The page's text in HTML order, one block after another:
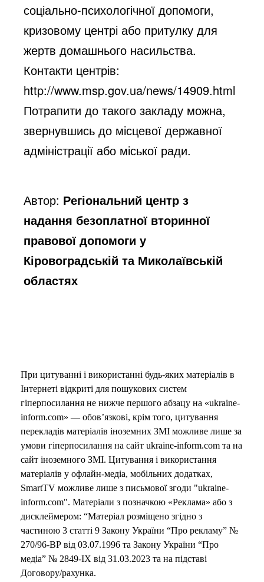
соціально-психологічної допомоги,
кризовому центрі або притулку для
жертв домашнього насильства.
Контакти центрів:
http://www.msp.gov.ua/news/14909.html
Потрапити до такого закладу можна,
звернувшись до місцевої державної
адміністрації або міської ради.
Автор: Регіональний центр з
надання безоплатної вторинної
правової допомоги у
Кіровоградській та Миколаївській
областях
При цитуванні і використанні будь-яких матеріалів в
Інтернеті відкриті для пошукових систем
гіперпосилання не нижче першого абзацу на «ukraine-
inform.com» — обов’язкові, крім того, цитування
перекладів матеріалів іноземних ЗМІ можливе лише за
умови гіперпосилання на сайт ukraine-inform.com та на
сайт іноземного ЗМІ. Цитування і використання
матеріалів у офлайн-медіа, мобільних додатках,
SmartTV можливе лише з письмової згоди "ukraine-
inform.com". Матеріали з позначкою «Реклама» або з
дисклеймером: “Матеріал розміщено згідно з
частиною 3 статті 9 Закону України “Про рекламу” №
270/96-ВР від 03.07.1996 та Закону України “Про
медіа” № 2849-IX від 31.03.2023 та на підставі
Договору/рахунка.